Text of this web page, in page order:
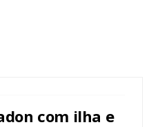
com ilha e